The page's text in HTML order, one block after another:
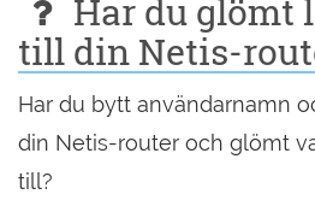
Har du glömt
till din Netis-
Har du bytt användarnamn
din Netis-router och glömt
till?